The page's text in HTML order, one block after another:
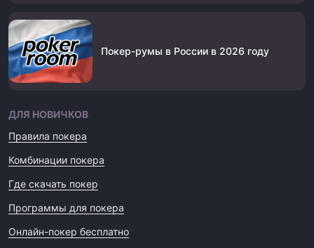
Покер-румы в России в 2026 году
ДЛЯ НОВИЧКОВ
Правила покера
Комбинации покера
Где скачать покер
Программы для покера
Онлайн-покер бесплатно